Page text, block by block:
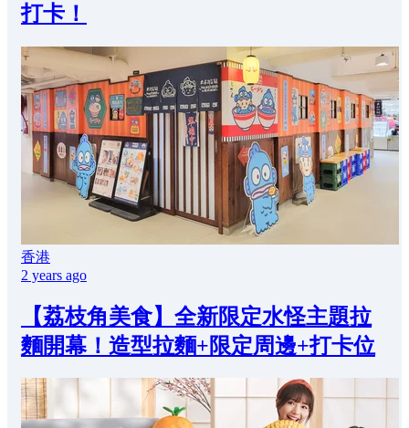
打卡！
香港
2 years ago
【荔枝角美食】全新限定水怪主題拉
麵開幕！造型拉麵+限定周邊+打卡位